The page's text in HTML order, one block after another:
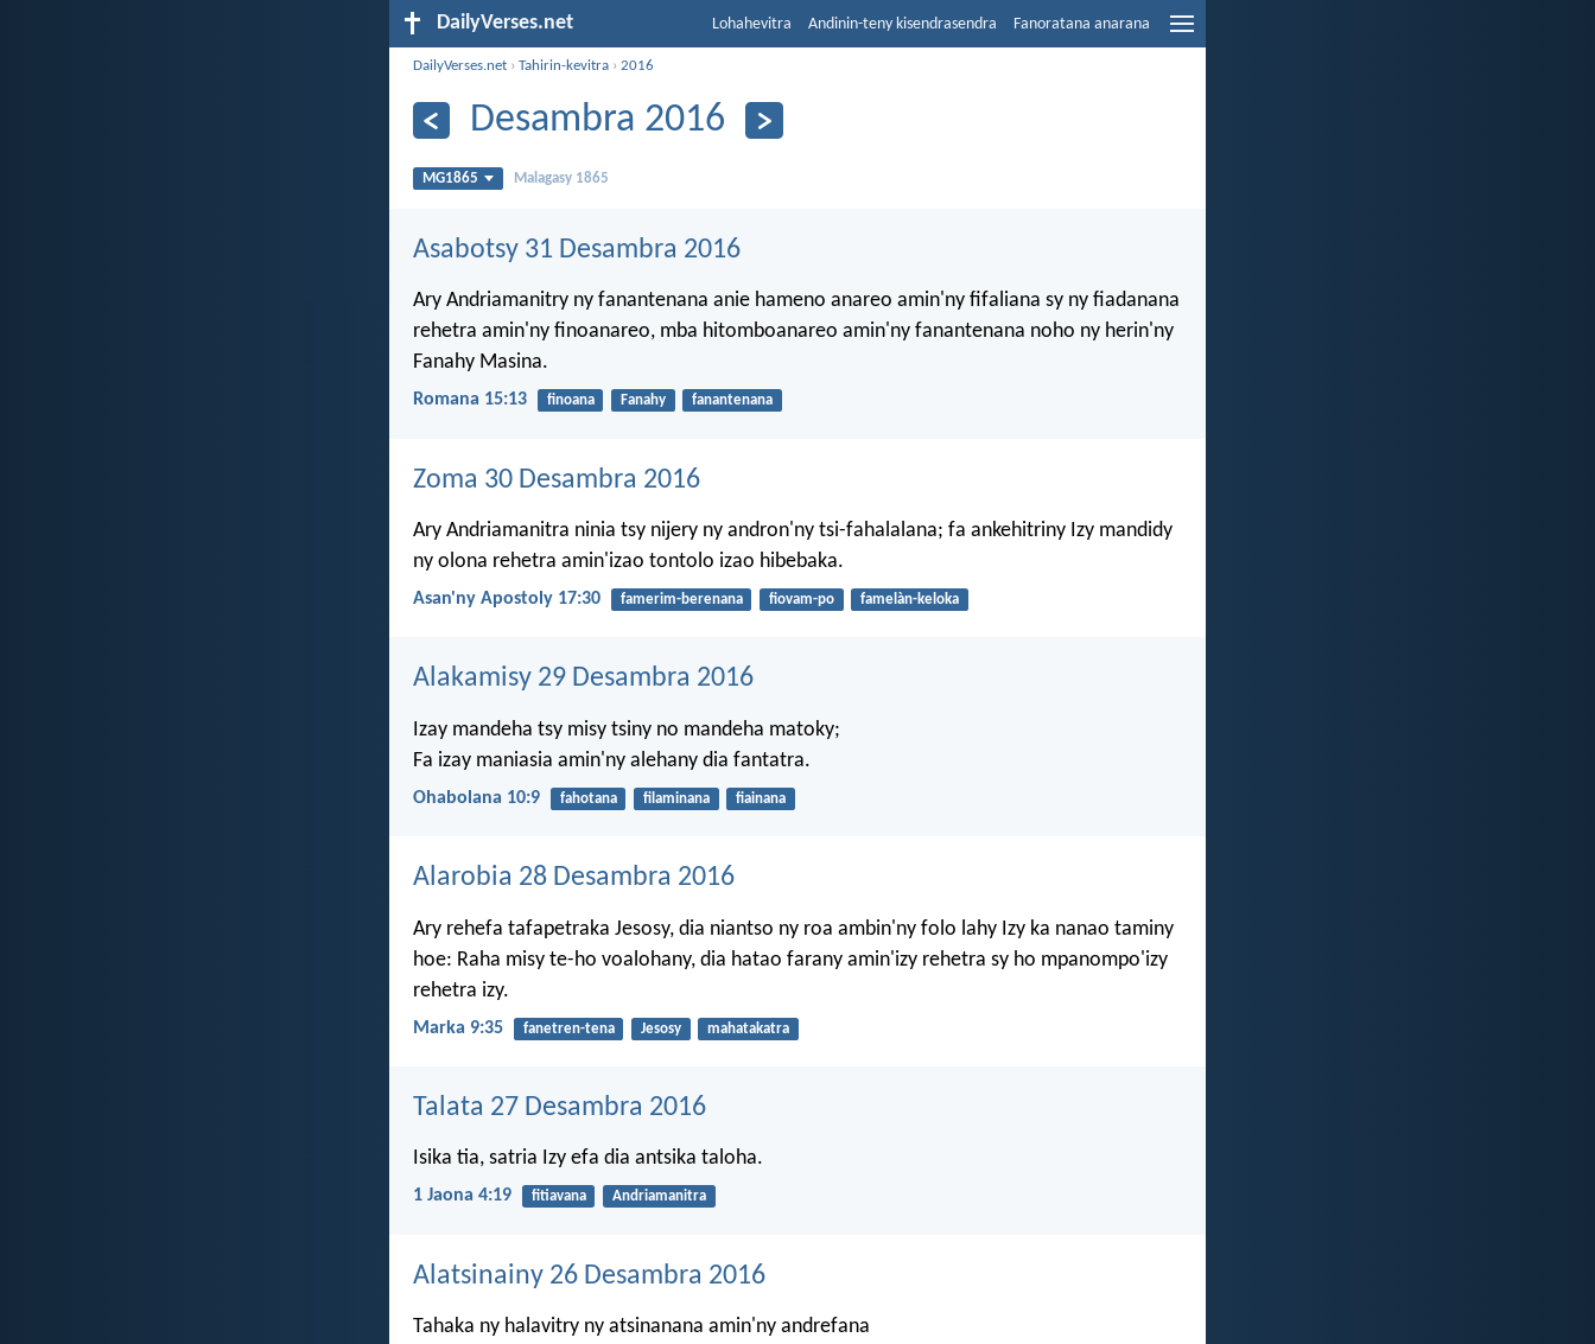
DailyVerses.net Lohahevitra Andinin-teny kisendrasendra Fanoratana anarana
DailyVerses.net ›Tahirin-kevitra ›2016
Desambra 2016
MG1865 Malagasy 1865
Asabotsy 31 Desambra 2016
Ary Andriamanitry ny fanantenana anie hameno anareo amin'ny fifaliana sy ny fiadanana
rehetra amin'ny finoanareo, mba hitomboanareo amin'ny fanantenana noho ny herin'ny
Fanahy Masina.
Romana 15:13 finoana Fanahy fanantenana
Zoma 30 Desambra 2016
Ary Andriamanitra ninia tsy nijery ny andron'ny tsi-fahalalana; fa ankehitriny Izy mandidy
ny olona rehetra amin'izao tontolo izao hibebaka.
Asan'ny Apostoly 17:30 famerim-berenana fiovam-po famelàn-keloka
Alakamisy 29 Desambra 2016
Izay mandeha tsy misy tsiny no mandeha matoky;
Fa izay maniasia amin'ny alehany dia fantatra.
Ohabolana 10:9 fahotana filaminana fiainana
Alarobia 28 Desambra 2016
Ary rehefa tafapetraka Jesosy, dia niantso ny roa ambin'ny folo lahy Izy ka nanao taminy
hoe: Raha misy te-ho voalohany, dia hatao farany amin'izy rehetra sy ho mpanompo'izy
rehetra izy.
Marka 9:35 fanetren-tena Jesosy mahatakatra
Talata 27 Desambra 2016
Isika tia, satria Izy efa dia antsika taloha.
1 Jaona 4:19 fitiavana Andriamanitra
Alatsinainy 26 Desambra 2016
Tahaka ny halavitry ny atsinanana amin'ny andrefana